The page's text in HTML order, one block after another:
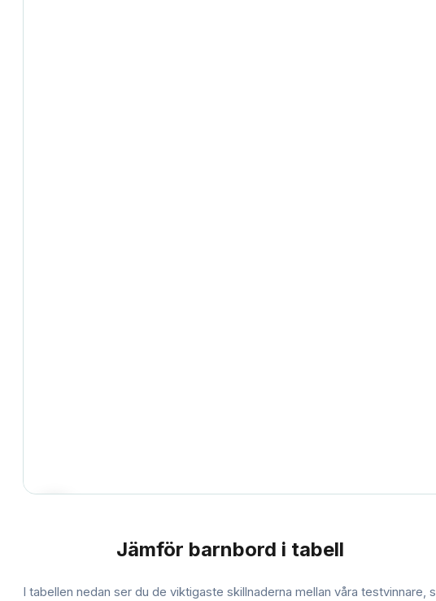
Jämför barnbord i tabell
I tabellen nedan ser du de viktigaste skillnaderna mellan våra testvinnare,